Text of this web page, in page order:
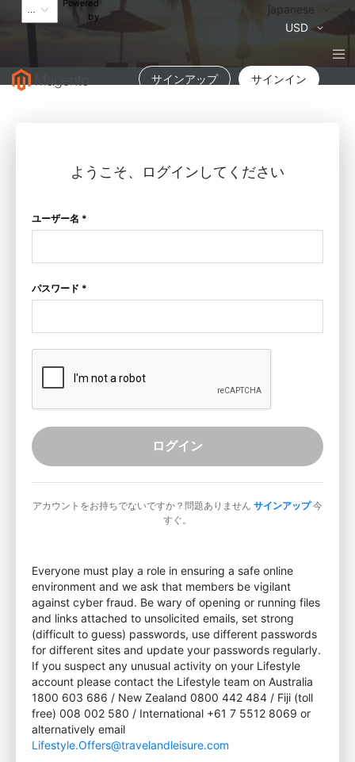
Powered
by
言
japanese
USD
サインアップ サインイン
ようこそ、ログインしてください
ユーザー名 *
パスワード *
ログイン
アカウントをお持ちでないですか？問題ありません サインアップ今
すぐ。
Everyone must play a role in ensuring a safe online
environment and we ask that members be vigilant
against cyber fraud. Be wary of opening or running files
and links attached to unsolicited emails, set strong
(difficult to guess) passwords, use different passwords
for different sites and update your passwords regularly.
If you suspect any unusual activity on your Lifestyle
account please contact the Lifestyle team on Australia
1800 603 686 / New Zealand 0800 442 484 / Fiji (toll
free) 008 002 580 / International +61 7 5512 8069 or
alternatively email
Lifestyle.Offers@travelandleisure.com